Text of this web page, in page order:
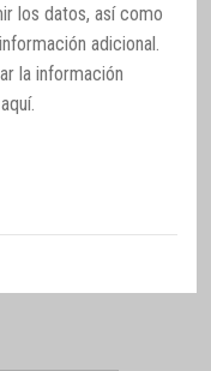
los datos, así como
adicional.
la información
aquí.